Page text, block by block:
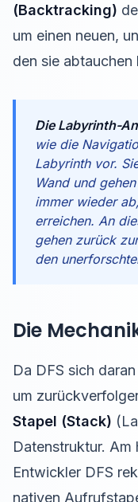
(Backtracking)
um einen neuen,
den sie abtauchen
Die Labyrinth-
wie die
Labyrinth vor.
Wand und
immer wieder
erreichen. An
gehen zurück
den
Die
Da DFS sich
um
Stapel (Stack)
Datenstruktur. Am
Entwickler DFS
nativen